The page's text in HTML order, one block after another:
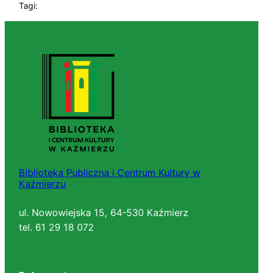
Tagi:
Biblioteka Publiczna i Centrum Kultury w
Kaźmierzu
ul. Nowowiejska 15, 64-530 Kaźmierz
tel. 61 29 18 072